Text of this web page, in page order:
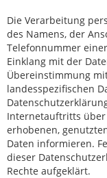
Die Verarbeitung
des Namens, der
Telefonnummer
Einklang mit der
Übereinstimmung
landesspezifischen
Internetauftritts über
erhobenen,
Daten informieren.
dieser
Rechte aufgeklärt.